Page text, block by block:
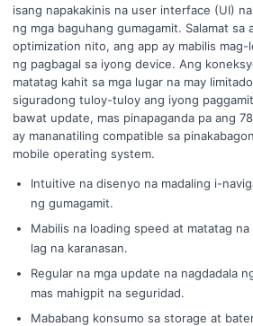
isang napakakinis na user interface (UI)
ng mga baguhang gumagamit. Salamat sa
optimization nito, ang app ay mabilis
ng pagbagal sa iyong device. Ang
matatag kahit sa mga lugar na may
siguradong tuloy-tuloy ang iyong
bawat update, mas pinapaganda pa ang
ay mananatiling compatible sa
mobile operating system.
Intuitive na disenyo na madaling i-
ng gumagamit.
Mabilis na loading speed at matatag
lag na karanasan.
Regular na mga update na nagdadala
mas mahigpit na seguridad.
Mababang konsumo sa storage at